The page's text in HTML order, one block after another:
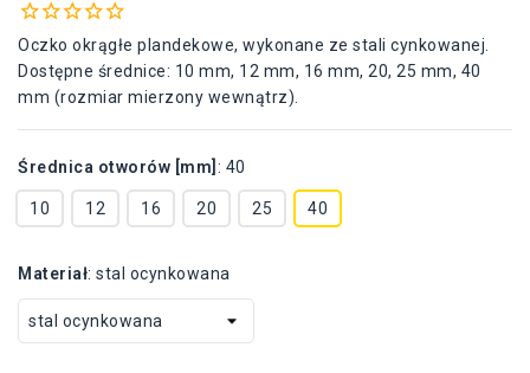
Oczko okrągłe plandekowe, wykonane ze stali cynkowanej.
Dostępne średnice: 10 mm, 12 mm, 16 mm, 20, 25 mm, 40
mm (rozmiar mierzony wewnątrz).
Średnica otworów [mm] : 40
10 12 16 20 25 40
Materiał: stal ocynkowana